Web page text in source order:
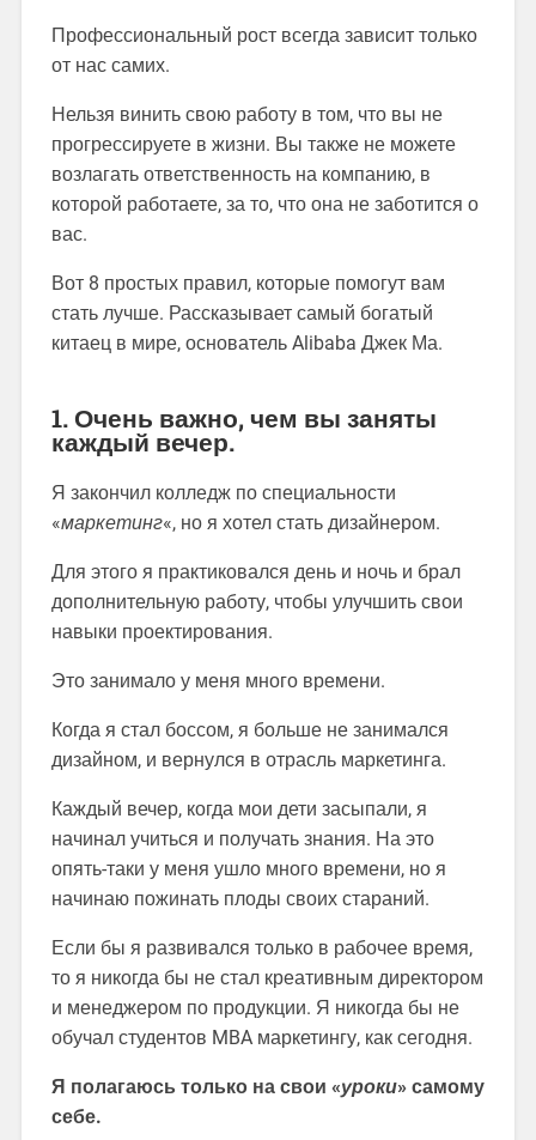
Профессиональный рост всегда зависит только
от нас самих.
Нельзя винить свою работу в том, что вы не
прогрессируете в жизни. Вы также не можете
возлагать ответственность на компанию, в
которой работаете, за то, что она не заботится о
вас.
Вот 8 простых правил, которые помогут вам
стать лучше. Рассказывает самый богатый
китаец в мире, основатель Alibaba Джек Ма.
1. Очень важно, чем вы заняты
каждый вечер.
Я закончил колледж по специальности
«маркетинг«, но я хотел стать дизайнером.
Для этого я практиковался день и ночь и брал
дополнительную работу, чтобы улучшить свои
навыки проектирования.
Это занимало у меня много времени.
Когда я стал боссом, я больше не занимался
дизайном, и вернулся в отрасль маркетинга.
Каждый вечер, когда мои дети засыпали, я
начинал учиться и получать знания. На это
опять-таки у меня ушло много времени, но я
начинаю пожинать плоды своих стараний.
Если бы я развивался только в рабочее время,
то я никогда бы не стал креативным директором
и менеджером по продукции. Я никогда бы не
обучал студентов MBA маркетингу, как сегодня.
Я полагаюсь только на свои «уроки» самому
себе.